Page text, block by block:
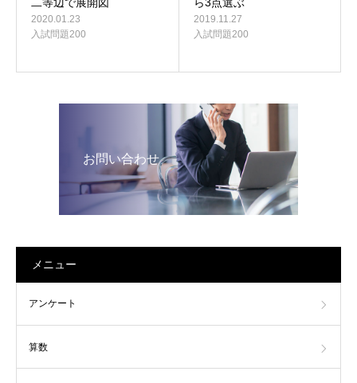
2020.01.23
入試問題200
2019.11.27
入試問題200
お問い合わせ
メニュー
アンケート
算数